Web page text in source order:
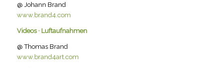
@ Johann Brand
www.brand4.com
Videos · Luftaufnahmen
@ Thomas Brand
www.brand4art.com